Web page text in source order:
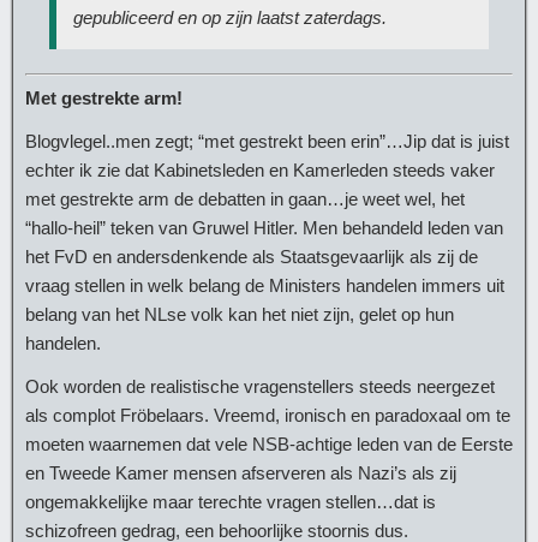
gepubliceerd en op zijn laatst zaterdags.
Met gestrekte arm!
Blogvlegel..men zegt; “met gestrekt been erin”…Jip dat is juist
echter ik zie dat Kabinetsleden en Kamerleden steeds vaker
met gestrekte arm de debatten in gaan…je weet wel, het
“hallo-heil” teken van Gruwel Hitler. Men behandeld leden van
het FvD en andersdenkende als Staatsgevaarlijk als zij de
vraag stellen in welk belang de Ministers handelen immers uit
belang van het NLse volk kan het niet zijn, gelet op hun
handelen.
Ook worden de realistische vragenstellers steeds neergezet
als complot Fröbelaars. Vreemd, ironisch en paradoxaal om te
moeten waarnemen dat vele NSB-achtige leden van de Eerste
en Tweede Kamer mensen afserveren als Nazi’s als zij
ongemakkelijke maar terechte vragen stellen…dat is
schizofreen gedrag, een behoorlijke stoornis dus.